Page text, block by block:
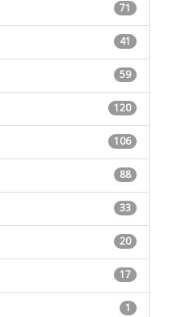
71
41
59
120
106
88
33
20
17
1